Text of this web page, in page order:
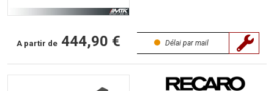
A partir de 444,90 € Délai par mail